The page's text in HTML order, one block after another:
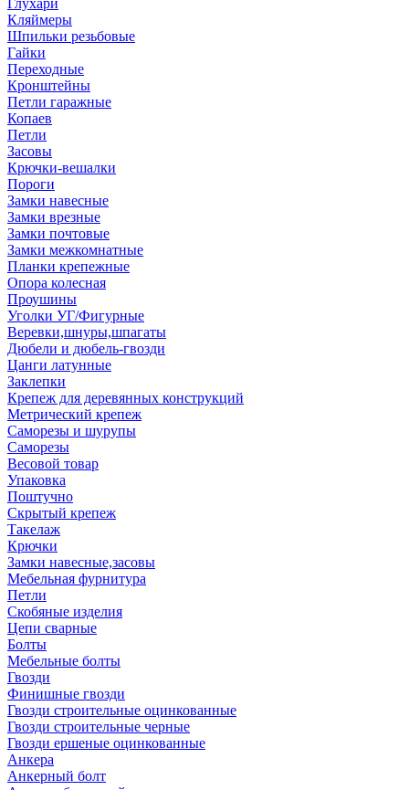
Глухари
Кляймеры
Шпильки резьбовые
Гайки
Переходные
Кронштейны
Петли гаражные
Копаев
Петли
Засовы
Крючки-вешалки
Пороги
Замки навесные
Замки врезные
Замки почтовые
Замки межкомнатные
Планки крепежные
Опора колесная
Проушины
Уголки УГ/Фигурные
Веревки,шнуры,шпагаты
Дюбели и дюбель-гвозди
Цанги латунные
Заклепки
Крепеж для деревянных конструкций
Метрический крепеж
Саморезы и шурупы
Саморезы
Весовой товар
Упаковка
Поштучно
Скрытый крепеж
Такелаж
Крючки
Замки навесные,засовы
Мебельная фурнитура
Петли
Скобяные изделия
Цепи сварные
Болты
Мебельные болты
Гвозди
Финишные гвозди
Гвозди строительные оцинкованные
Гвозди строительные черные
Гвозди ершеные оцинкованные
Анкера
Анкерный болт